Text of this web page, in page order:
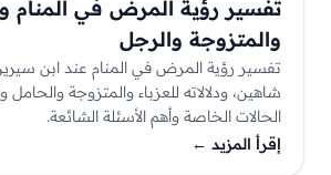
تفسير رؤية المرض في المنام
والمتزوجة والرجل
تفسير رؤية المرض في المنام عند ابن
شاهين، ودلالاته للعزباء والمتزوجة
الحالات الخاصة وأهم الأسئلة الشائعة.
إقرأ المزيد ←